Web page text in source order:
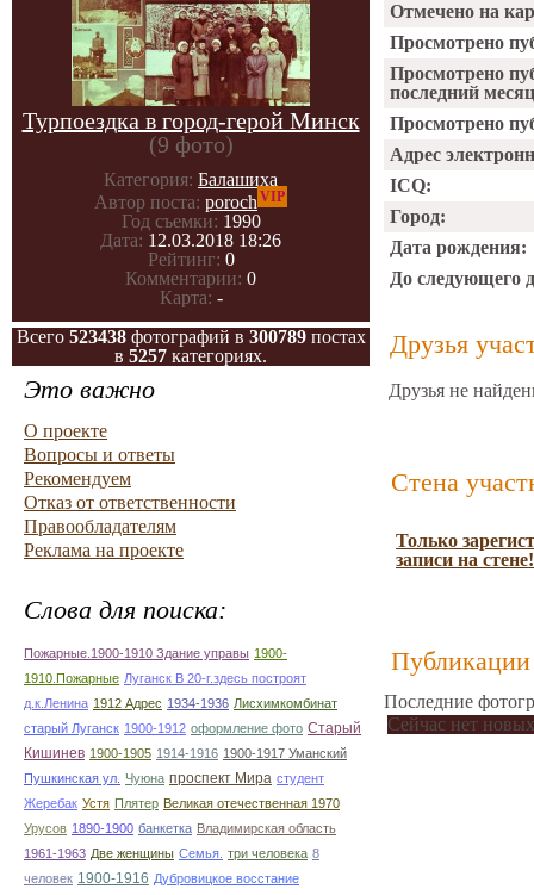
Турпоездка в город-герой Минск
(9 фото)
Категория: Балашиха
Автор поста: poroch VIP
Год съемки: 1990
Дата: 12.03.2018 18:26
Рейтинг: 0
Комментарии: 0
Карта: -
Всего 523438фотографий в 300789постах
в 5257 категориях.
Это важно
О проекте
Вопросы и ответы
Рекомендуем
Отказ от ответственности
Правообладателям
Реклама на проекте
Слова для поиска:
Пожарные.1900-1910 Здание управы 1900-
1910.Пожарные Луганск В 20-г.здесь построят
д.к.Ленина 1912 Адрес 1934-1936 Лисхимкомбинат
старый Луганск 1900-1912 оформление фото Старый
Кишинев 1900-1905 1914-1916 1900-1917 Уманский
Пушкинская ул.
Чуюна проспект Мира студент
Жеребак Устя Плятер Великая отечественная 1970
Урусов 1890-1900 банкетка Владимирская область
1961-1963 Две женщины Семья. три человека 8
человек 1900-1916 Дубровицкое восстание
Отмечено на
Просмотрено
Просмотрено
последний
Просмотрено
Адрес
ICQ:
Город:
Дата рождения:
До следующего
Друзья
Друзья не
Стена
Только
записи на стене!
Публикации
Последние
Сейчас нет